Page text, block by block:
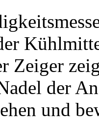
Zeiger
der
und